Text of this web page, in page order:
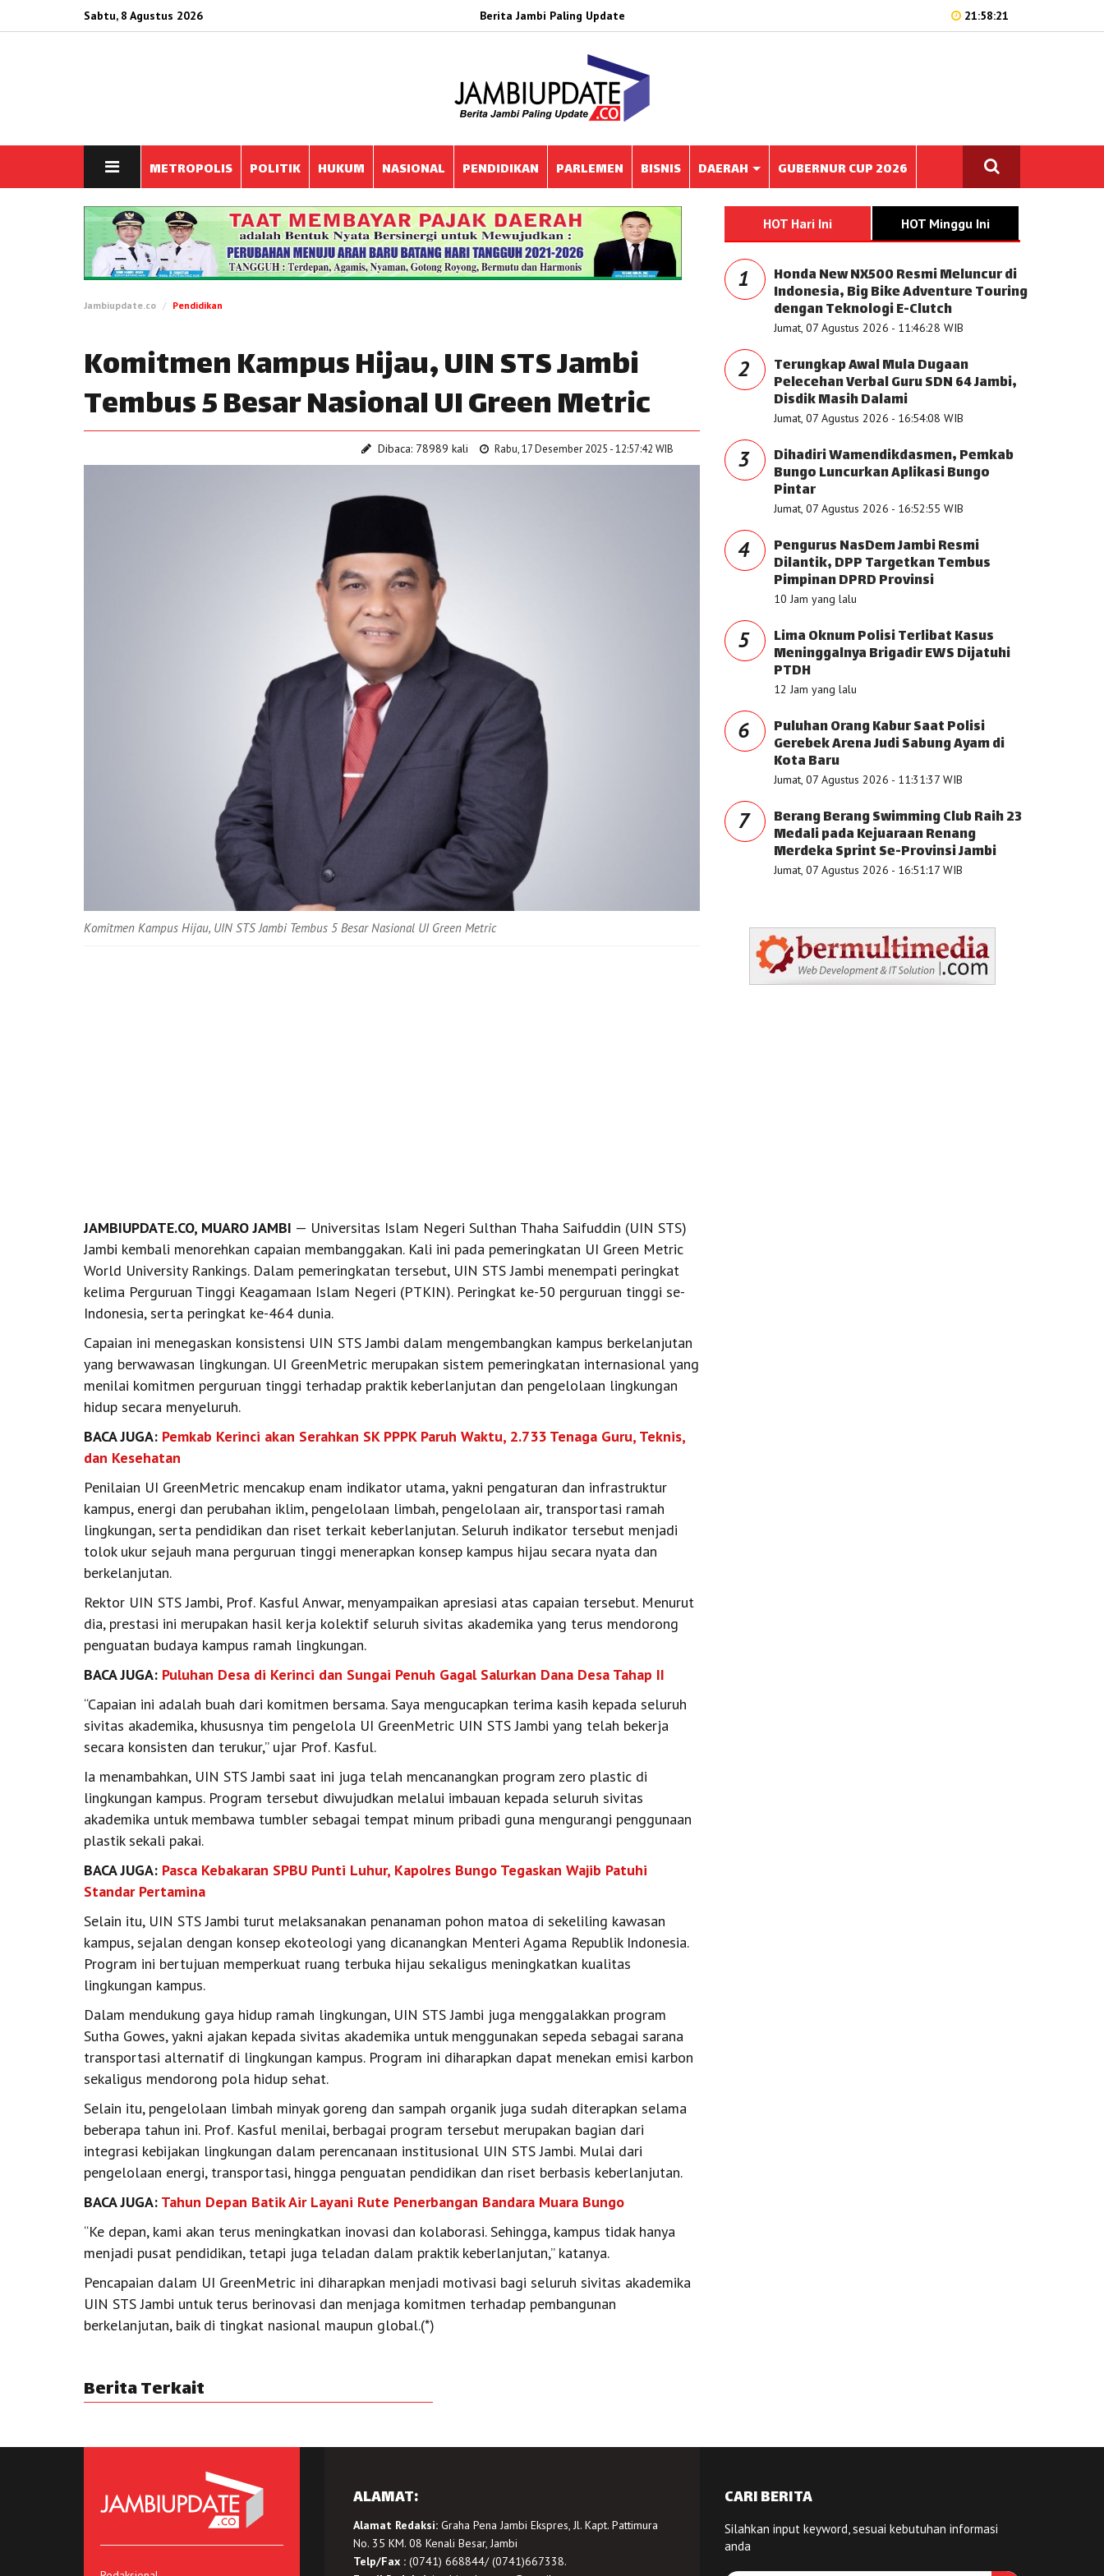
Sabtu, 8 Agustus 2026 Berita Jambi Paling Update 21:58:21
METROPOLIS POLITIK HUKUM NASIONAL PENDIDIKAN PARLEMEN BISNIS DAERAH GUBERNUR CUP 2026
Jambiupdate.co Pendidikan
Komitmen Kampus Hijau, UIN STS Jambi
Tembus 5 Besar Nasional UI Green Metric
Dibaca: 78989 kali Rabu, 17 Desember 2025 - 12:57:42 WIB
Komitmen Kampus Hijau, UIN STS Jambi Tembus 5 Besar Nasional UI Green Metric
JAMBIUPDATE.CO, MUARO JAMBI — Universitas Islam Negeri Sulthan Thaha Saifuddin (UIN STS)
Jambi kembali menorehkan capaian membanggakan. Kali ini pada pemeringkatan UI Green Metric
World University Rankings. Dalam pemeringkatan tersebut, UIN STS Jambi menempati peringkat
kelima Perguruan Tinggi Keagamaan Islam Negeri (PTKIN). Peringkat ke-50 perguruan tinggi se-
Indonesia, serta peringkat ke-464 dunia.
Capaian ini menegaskan konsistensi UIN STS Jambi dalam mengembangkan kampus berkelanjutan
yang berwawasan lingkungan. UI GreenMetric merupakan sistem pemeringkatan internasional yang
menilai komitmen perguruan tinggi terhadap praktik keberlanjutan dan pengelolaan lingkungan
hidup secara menyeluruh.
BACA JUGA: Pemkab Kerinci akan Serahkan SK PPPK Paruh Waktu, 2.733 Tenaga Guru, Teknis,
dan Kesehatan
Penilaian UI GreenMetric mencakup enam indikator utama, yakni pengaturan dan infrastruktur
kampus, energi dan perubahan iklim, pengelolaan limbah, pengelolaan air, transportasi ramah
lingkungan, serta pendidikan dan riset terkait keberlanjutan. Seluruh indikator tersebut menjadi
tolok ukur sejauh mana perguruan tinggi menerapkan konsep kampus hijau secara nyata dan
berkelanjutan.
Rektor UIN STS Jambi, Prof. Kasful Anwar, menyampaikan apresiasi atas capaian tersebut. Menurut
dia, prestasi ini merupakan hasil kerja kolektif seluruh sivitas akademika yang terus mendorong
penguatan budaya kampus ramah lingkungan.
BACA JUGA: Puluhan Desa di Kerinci dan Sungai Penuh Gagal Salurkan Dana Desa Tahap II
“Capaian ini adalah buah dari komitmen bersama. Saya mengucapkan terima kasih kepada seluruh
sivitas akademika, khususnya tim pengelola UI GreenMetric UIN STS Jambi yang telah bekerja
secara konsisten dan terukur,” ujar Prof. Kasful.
Ia menambahkan, UIN STS Jambi saat ini juga telah mencanangkan program zero plastic di
lingkungan kampus. Program tersebut diwujudkan melalui imbauan kepada seluruh sivitas
akademika untuk membawa tumbler sebagai tempat minum pribadi guna mengurangi penggunaan
plastik sekali pakai.
BACA JUGA: Pasca Kebakaran SPBU Punti Luhur, Kapolres Bungo Tegaskan Wajib Patuhi
Standar Pertamina
Selain itu, UIN STS Jambi turut melaksanakan penanaman pohon matoa di sekeliling kawasan
kampus, sejalan dengan konsep ekoteologi yang dicanangkan Menteri Agama Republik Indonesia.
Program ini bertujuan memperkuat ruang terbuka hijau sekaligus meningkatkan kualitas
lingkungan kampus.
Dalam mendukung gaya hidup ramah lingkungan, UIN STS Jambi juga menggalakkan program
Sutha Gowes, yakni ajakan kepada sivitas akademika untuk menggunakan sepeda sebagai sarana
transportasi alternatif di lingkungan kampus. Program ini diharapkan dapat menekan emisi karbon
sekaligus mendorong pola hidup sehat.
Selain itu, pengelolaan limbah minyak goreng dan sampah organik juga sudah diterapkan selama
beberapa tahun ini. Prof. Kasful menilai, berbagai program tersebut merupakan bagian dari
integrasi kebijakan lingkungan dalam perencanaan institusional UIN STS Jambi. Mulai dari
pengelolaan energi, transportasi, hingga penguatan pendidikan dan riset berbasis keberlanjutan.
BACA JUGA: Tahun Depan Batik Air Layani Rute Penerbangan Bandara Muara Bungo
“Ke depan, kami akan terus meningkatkan inovasi dan kolaborasi. Sehingga, kampus tidak hanya
menjadi pusat pendidikan, tetapi juga teladan dalam praktik keberlanjutan,” katanya.
Pencapaian dalam UI GreenMetric ini diharapkan menjadi motivasi bagi seluruh sivitas akademika
UIN STS Jambi untuk terus berinovasi dan menjaga komitmen terhadap pembangunan
berkelanjutan, baik di tingkat nasional maupun global.(*)
Berita Terkait
HOT Hari Ini HOT Minggu Ini
1 Honda New NX500 Resmi Meluncur di
Indonesia, Big Bike Adventure Touring
dengan Teknologi E-Clutch
Jumat, 07 Agustus 2026 - 11:46:28 WIB
2 Terungkap Awal Mula Dugaan
Pelecehan Verbal Guru SDN 64 Jambi,
Disdik Masih Dalami
Jumat, 07 Agustus 2026 - 16:54:08 WIB
3 Dihadiri Wamendikdasmen, Pemkab
Bungo Luncurkan Aplikasi Bungo
Pintar
Jumat, 07 Agustus 2026 - 16:52:55 WIB
4 Pengurus NasDem Jambi Resmi
Dilantik, DPP Targetkan Tembus
Pimpinan DPRD Provinsi
10 Jam yang lalu
5 Lima Oknum Polisi Terlibat Kasus
Meninggalnya Brigadir EWS Dijatuhi
PTDH
12 Jam yang lalu
6 Puluhan Orang Kabur Saat Polisi
Gerebek Arena Judi Sabung Ayam di
Kota Baru
Jumat, 07 Agustus 2026 - 11:31:37 WIB
7 Berang Berang Swimming Club Raih 23
Medali pada Kejuaraan Renang
Merdeka Sprint Se-Provinsi Jambi
Jumat, 07 Agustus 2026 - 16:51:17 WIB
ALAMAT:
Alamat Redaksi:Graha Pena Jambi Ekspres, Jl. Kapt. Pattimura
No. 35 KM. 08 Kenali Besar, Jambi
Telp/Fax :(0741) 668844/ (0741)667338.
CARI BERITA
Silahkan input keyword, sesuai kebutuhan informasi
anda